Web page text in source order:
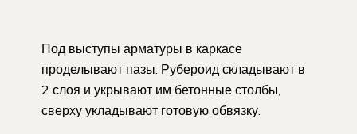
Под выступы арматуры в каркасе
проделывают пазы. Рубероид складывают в
2 слоя и укрывают им бетонные столбы,
сверху укладывают готовую обвязку.